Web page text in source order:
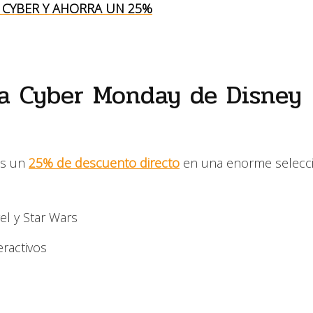
Y AHORRA UN 25%
Monday de Disney
un 25% de descuento directo en una enorme
y Star Wars